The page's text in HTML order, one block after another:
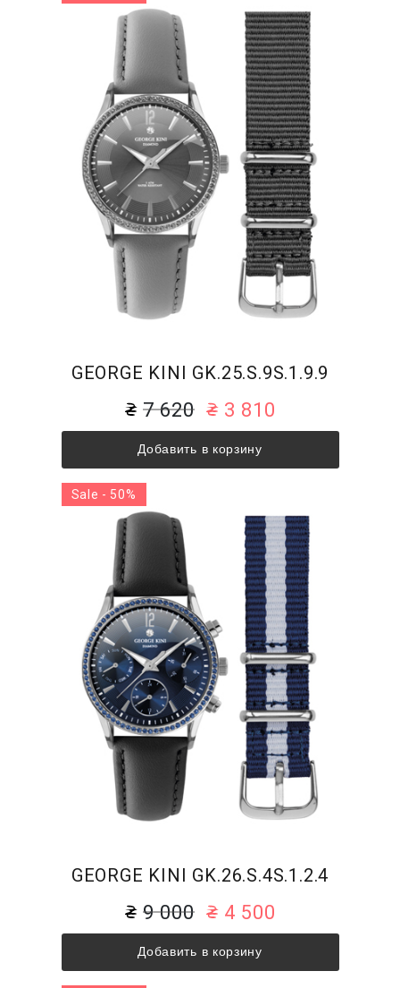
GEORGE KINI GK.25.S.9S.1.9.9
7 620 3 810
Добавить в корзину
GEORGE KINI GK.26.S.4S.1.2.4
9 000 4 500
Добавить в корзину
Sale - 50%